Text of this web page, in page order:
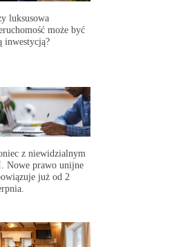
luksusowa
może być
inwestycją?
z niewidzialnym
Nowe prawo unijne
już od 2